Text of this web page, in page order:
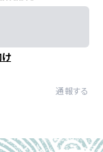
通報する